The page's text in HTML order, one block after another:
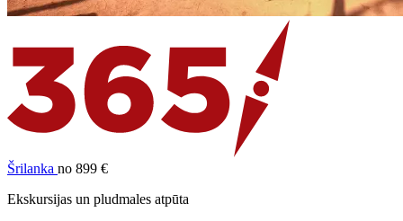
Šrilanka no 899 €
Ekskursijas un pludmales atpūta